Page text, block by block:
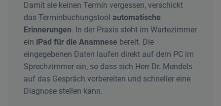
Damit sie keinen Termin vergessen, verschickt
das Terminbuchungstool automatische
Erinnerungen. In der Praxis steht im Wartezimmer
ein iPad für die Anamnese bereit. Die
eingegebenen Daten laufen direkt auf dem PC im
Sprechzimmer ein, so dass sich Herr Dr. Mendels
auf das Gespräch vorbereiten und schneller eine
Diagnose stellen kann.